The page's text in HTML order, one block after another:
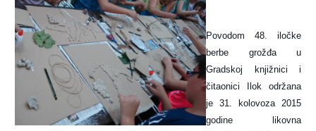
Povodom 48. iločke
berbe grožđa u
Gradskoj knjižnici i
čitaonici Ilok održana
je 31. kolovoza 2015
godine likovna